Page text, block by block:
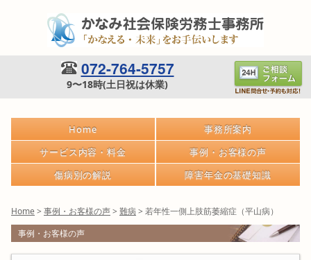
072-764-5757
9〜18時(土日祝は休業)
Home
事務所案内
サービス内容・料金
事例・お客様の声
傷病別の解説
障害年金の基礎知識
Home > 事例・お客様の声> 難病> 若年性一側上肢筋萎縮症（平山病）
事例・お客様の声